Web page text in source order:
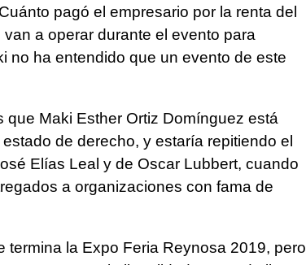
pagó el empresario por la renta del
a operar durante el evento para
no ha entendido que un evento de este
Maki Esther Ortiz Domínguez está
de derecho, y estaría repitiendo el
Elías Leal y de Oscar Lubbert, cuando
a organizaciones con fama de
termina la Expo Feria Reynosa 2019, pero